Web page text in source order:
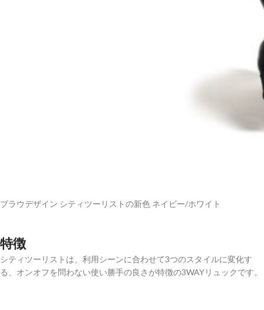
ブラウデザイン シティツーリストの新色 ネイビー/ホワイト
特徴
シティツーリストは、利用シーンに合わせて3つのスタイルに変化す
る、オンオフを問わない使い勝手の良さが特徴の3WAYリュックです。